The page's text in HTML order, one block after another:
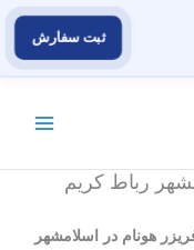
رباط کریم
هونام در اسلامشهر
ثبت سفارش